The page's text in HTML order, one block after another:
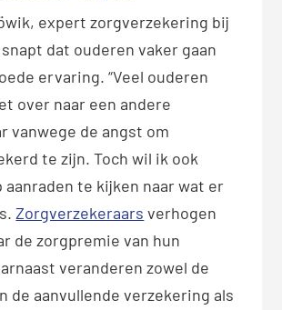
expert zorgverzekering bij
dat ouderen vaker gaan
ervaring. “Veel ouderen
over naar een andere
vanwege de angst om
te zijn. Toch wil ik ook
aanraden te kijken naar wat er
Zorgverzekeraars verhogen
de zorgpremie van hun
veranderen zowel de
de aanvullende verzekering als